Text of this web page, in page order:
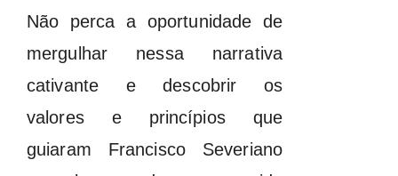
Não perca a oportunidade de
mergulhar nessa narrativa
cativante e descobrir os
valores e princípios que
guiaram Francisco Severiano